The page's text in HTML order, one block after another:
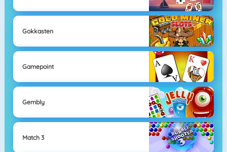
Gokkasten
Gamepoint
Gembly
Match 3